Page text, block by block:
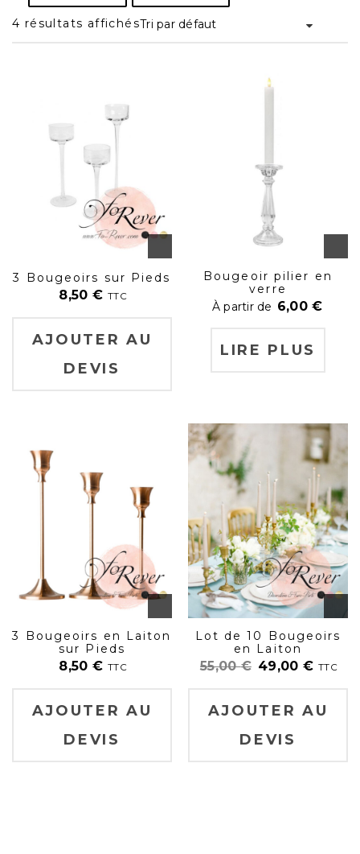
4 résultats affichésTri par défaut
3 Bougeoirs sur Pieds
8,50 € TTC
AJOUTER AU
DEVIS
Bougeoir pilier en
verre
À partir de 6,00 €
LIRE PLUS
3 Bougeoirs en Laiton
sur Pieds
8,50 € TTC
AJOUTER AU
DEVIS
Lot de 10 Bougeoirs
en Laiton
55,00€ 49,00 € TTC
AJOUTER AU
DEVIS